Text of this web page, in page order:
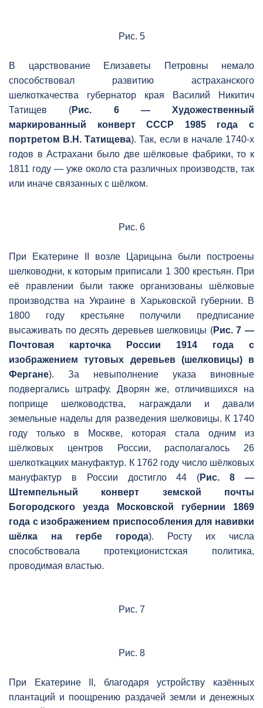
Рис. 5
В царствование Елизаветы Петровны немало
способствовал развитию астраханского
шелкоткачества губернатор края Василий Никитич
Татищев (Рис. 6 — Художественный
маркированный конверт СССР 1985 года с
портретом В.Н. Татищева). Так, если в начале 1740-х
годов в Астрахани было две шёлковые фабрики, то к
1811 году — уже около ста различных производств, так
или иначе связанных с шёлком.
Рис. 6
При Екатерине II возле Царицына были построены
шелководни, к которым приписали 1 300 крестьян. При
её правлении были также организованы шёлковые
производства на Украине в Харьковской губернии. В
1800 году крестьяне получили предписание
высаживать по десять деревьев шелковицы (Рис. 7 —
Почтовая карточка России 1914 года с
изображением тутовых деревьев (шелковицы) в
Фергане). За невыполнение указа виновные
подвергались штрафу. Дворян же, отличившихся на
поприще шелководства, награждали и давали
земельные наделы для разведения шелковицы. К 1740
году только в Москве, которая стала одним из
шёлковых центров России, располагалось 26
шелкоткацких мануфактур. К 1762 году число шёлковых
мануфактур в России достигло 44 (Рис. 8 —
Штемпельный конверт земской почты
Богородского уезда Московской губернии 1869
года с изображением приспособления для навивки
шёлка на гербе города). Росту их числа
способствовала протекционистская политика,
проводимая властью.
Рис. 7
Рис. 8
При Екатерине II, благодаря устройству казённых
плантаций и поощрению раздачей земли и денежных